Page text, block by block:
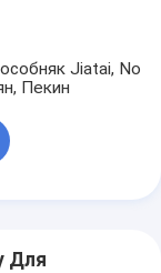
Jiatai, No
Пекин
Для